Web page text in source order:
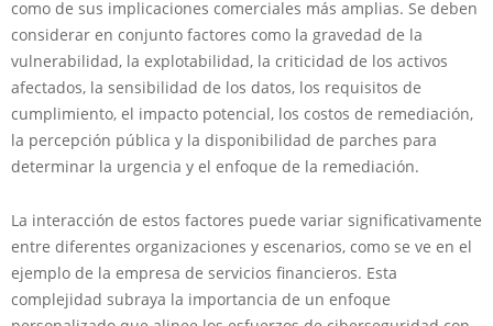
como de sus implicaciones comerciales más amplias. Se deben
considerar en conjunto factores como la gravedad de la
vulnerabilidad, la explotabilidad, la criticidad de los activos
afectados, la sensibilidad de los datos, los requisitos de
cumplimiento, el impacto potencial, los costos de remediación,
la percepción pública y la disponibilidad de parches para
determinar la urgencia y el enfoque de la remediación.
La interacción de estos factores puede variar significativamente
entre diferentes organizaciones y escenarios, como se ve en el
ejemplo de la empresa de servicios financieros. Esta
complejidad subraya la importancia de un enfoque